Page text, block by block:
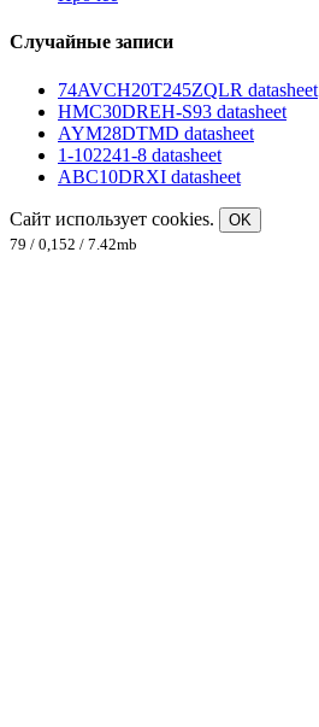
Случайные записи
74AVCH20T245ZQLR datasheet
HMC30DREH-S93 datasheet
AYM28DTMD datasheet
1-102241-8 datasheet
ABC10DRXI datasheet
Сайт использует cookies.
OK
79 / 0,152 / 7.42mb